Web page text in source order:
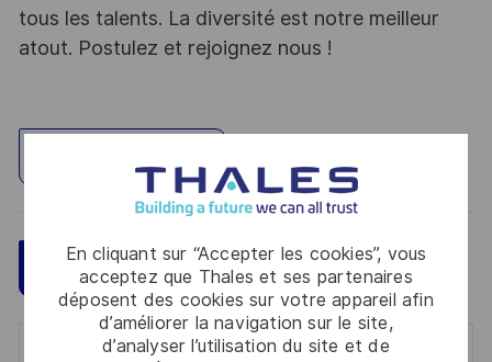
En cliquant sur “Accepter les cookies”, vous
acceptez que Thales et ses partenaires
déposent des cookies sur votre appareil afin
d’améliorer la navigation sur le site,
d’analyser l’utilisation du site et de
tous les talents. La diversité est notre meilleur
atout. Postulez et rejoignez nous !
Postulez maintenant Sauvegarder